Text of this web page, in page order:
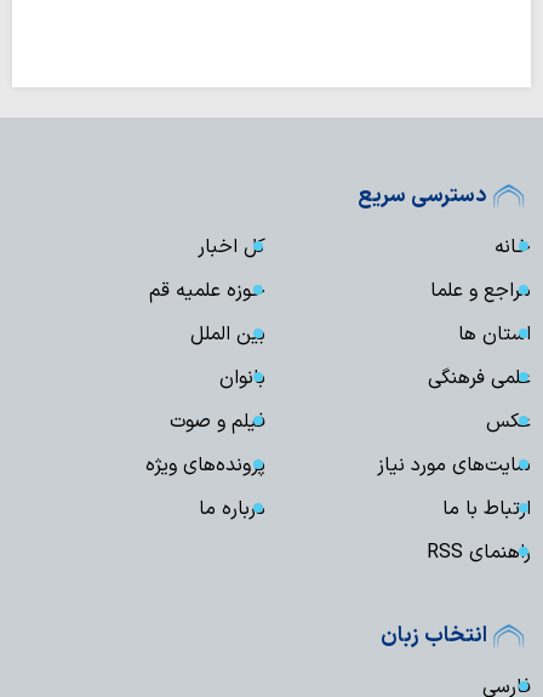
دسترسی سریع
خانه
کل اخبار
مراجع و علما
حوزه علمیه قم
استان ها
بین الملل
علمی فرهنگی
بانوان
عکس
فیلم و صوت
سایت‌های مورد نیاز
پرونده‌های ویژه
ارتباط با ما
درباره ما
راهنمای RSS
انتخاب زبان
فارسی